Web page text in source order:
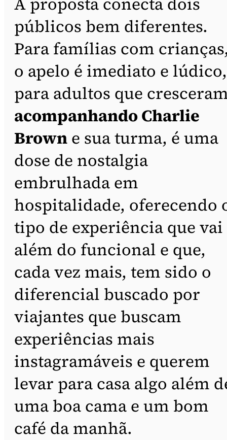
públicos bem diferentes.
Para famílias com
o apelo é imediato e
para adultos que
acompanhando Charlie
Brown e sua turma, é uma
dose de nostalgia
embrulhada em
hospitalidade, oferecendo
tipo de experiência que vai
além do funcional e que,
cada vez mais, tem sido o
diferencial buscado por
viajantes que buscam
experiências mais
instagramáveis e querem
levar para casa algo além
uma boa cama e um bom
café da manhã.